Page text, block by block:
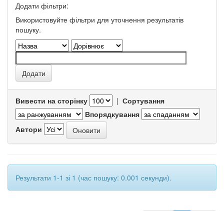
Додати фільтри:
Використовуйте фільтри для уточнення результатів
пошуку.
Вивести на сторінку | Сортування
Впорядкування
Автори
Результати 1-1 зі 1 (час пошуку: 0.001 секунди).